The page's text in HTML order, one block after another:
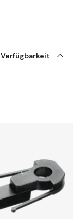
Verfügbarkeit